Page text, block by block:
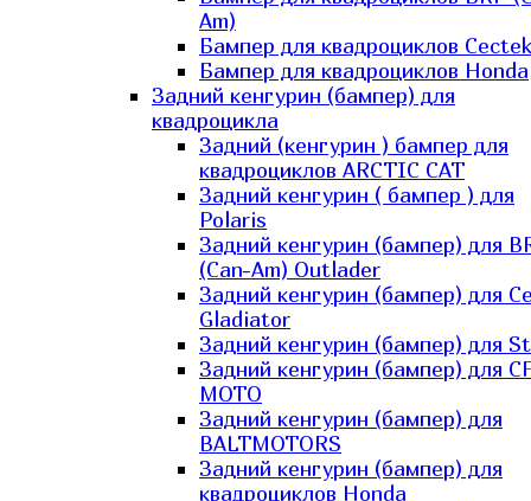
Am)
Бампер для квадроциклов Cectek
Бампер для квадроциклов Honda
Задний кенгурин (бампер) для
квадроцикла
Задний (кенгурин ) бампер для
квадроциклов ARCTIC CAT
Задний кенгурин ( бампер ) для
Polaris
Задний кенгурин (бампер) для
(Can-Am) Outlader
Задний кенгурин (бампер) для
Gladiator
Задний кенгурин (бампер) для
Задний кенгурин (бампер) для
MOTO
Задний кенгурин (бампер) для
BALTMOTORS
Задний кенгурин (бампер) для
квадроциклов Honda